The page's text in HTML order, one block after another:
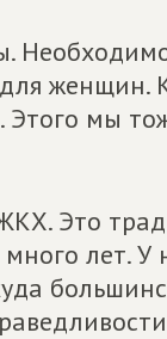
Необходимо
женщин.
мы
Это
лет. У